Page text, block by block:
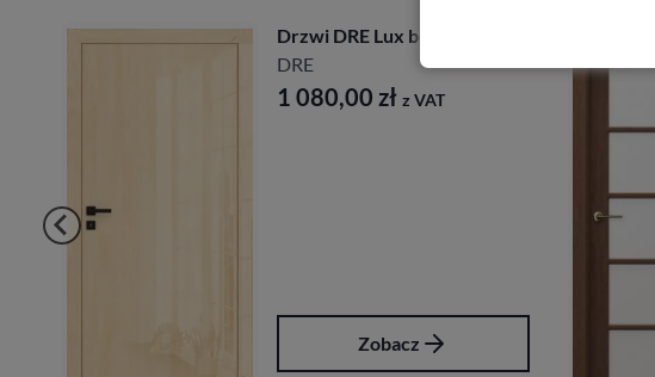
Drzwi DRE Lux bezprzylgowe
1 080,00zł z VAT